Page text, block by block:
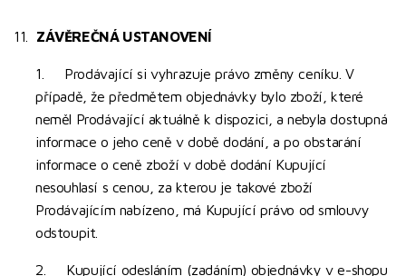
11. ZÁVĚREČNÁ USTANOVENÍ
1. Prodávající si vyhrazuje právo změny ceníku. V
případě, že předmětem objednávky bylo zboží, které
neměl Prodávající aktuálně k dispozici, a nebyla dostupná
informace o jeho ceně v době dodání, a po obstarání
informace o ceně zboží v době dodání Kupující
nesouhlasí s cenou, za kterou je takové zboží
Prodávajícím nabízeno, má Kupující právo od smlouvy
odstoupit.
2. Kupující odesláním (zadáním) objednávky v e-shopu